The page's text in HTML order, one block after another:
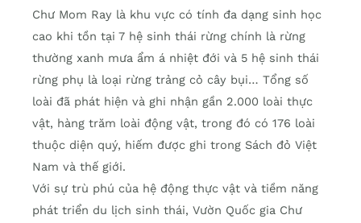
Chư Mom Ray là khu vực có tính đa dạng sinh học
cao khi tồn tại 7 hệ sinh thái rừng chính là rừng
thường xanh mưa ẩm á nhiệt đới và 5 hệ sinh thái
rừng phụ là loại rừng trảng cỏ cây bụi… Tổng số
loài đã phát hiện và ghi nhận gần 2.000 loài thực
vật, hàng trăm loài động vật, trong đó có 176 loài
thuộc diện quý, hiếm được ghi trong Sách đỏ Việt
Nam và thế giới.
Với sự trù phú của hệ động thực vật và tiềm năng
phát triển du lịch sinh thái, Vườn Quốc gia Chư